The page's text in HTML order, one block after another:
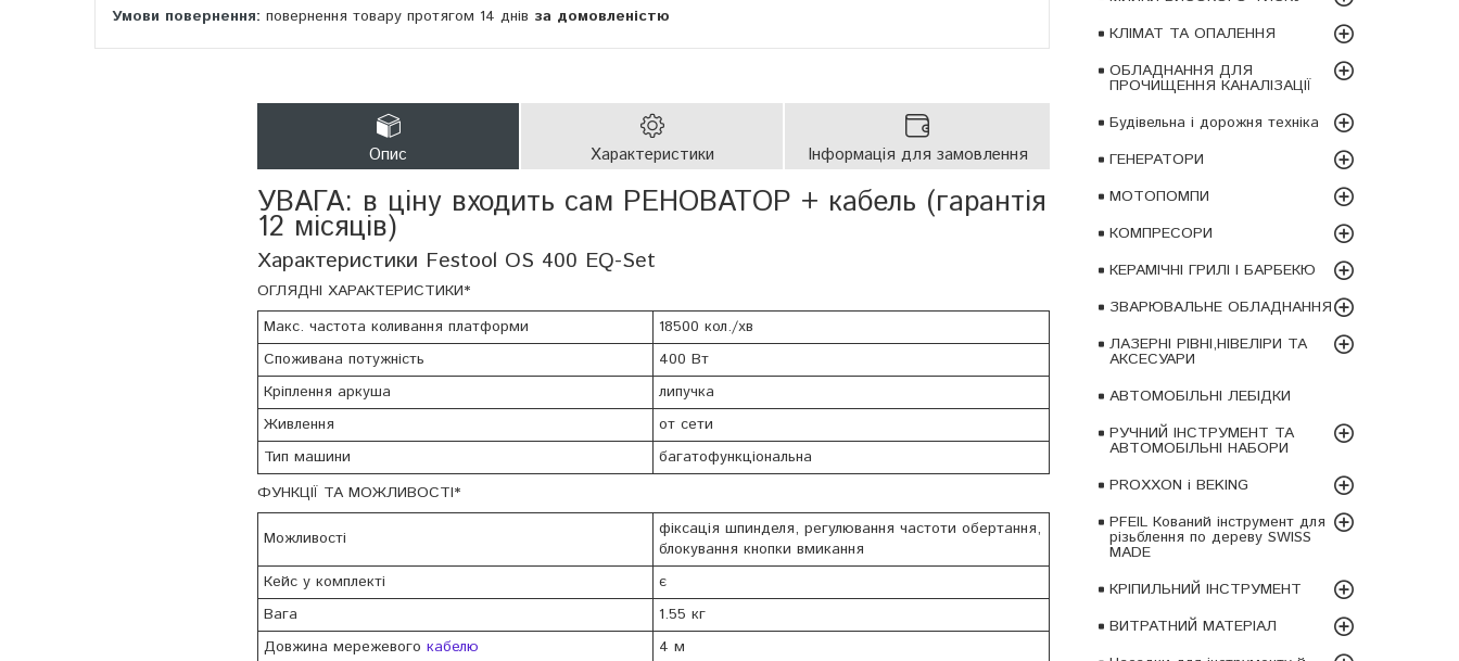
КЛІМАТ ТА ОПАЛЕННЯ
ОБЛАДНАННЯ ДЛЯ
ПРОЧИЩЕННЯ КАНАЛІЗАЦІЇ
Будівельна і дорожня техніка
ГЕНЕРАТОРИ
МОТОПОМПИ
КОМПРЕСОРИ
КЕРАМІЧНІ ГРИЛІ І БАРБЕКЮ
ЗВАРЮВАЛЬНЕ ОБЛАДНАННЯ
ЛАЗЕРНІ РІВНІ,НІВЕЛІРИ ТА
АКСЕСУАРИ
АВТОМОБІЛЬНІ ЛЕБІДКИ
РУЧНИЙ ІНСТРУМЕНТ ТА
АВТОМОБІЛЬНІ НАБОРИ
PROXXON і BEKING
PFEIL Кований інструмент для
різьблення по дереву SWISS
MADE
КРІПИЛЬНИЙ ІНСТРУМЕНТ
ВИТРАТНИЙ МАТЕРІАЛ
повернення товару протягом 14 днів за домовленістю
Опис Характеристики Інформація для замовлення
УВАГА: в ціну входить сам РЕНОВАТОР + кабель (гарантія
12 місяців)
Характеристики Festool OS 400 EQ-Set
ОГЛЯДНІ ХАРАКТЕРИСТИКИ*
Макс. частота коливання платформи
18500 кол./хв
Споживана потужність
400 Вт
Кріплення аркуша
липучка
Живлення
от сети
Тип машини
багатофункціональна
ФУНКЦІЇ ТА МОЖЛИВОСТІ*
Можливості
фіксація шпинделя, регулювання частоти обертання,
блокування кнопки вмикання
Кейс у комплекті
є
Вага
1.55 кг
Довжина мережевого кабелю 4 м